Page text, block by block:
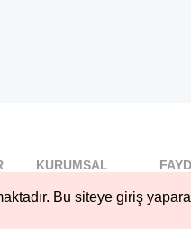
Bu siteye giriş
KURUMSAL
Hakkımızda